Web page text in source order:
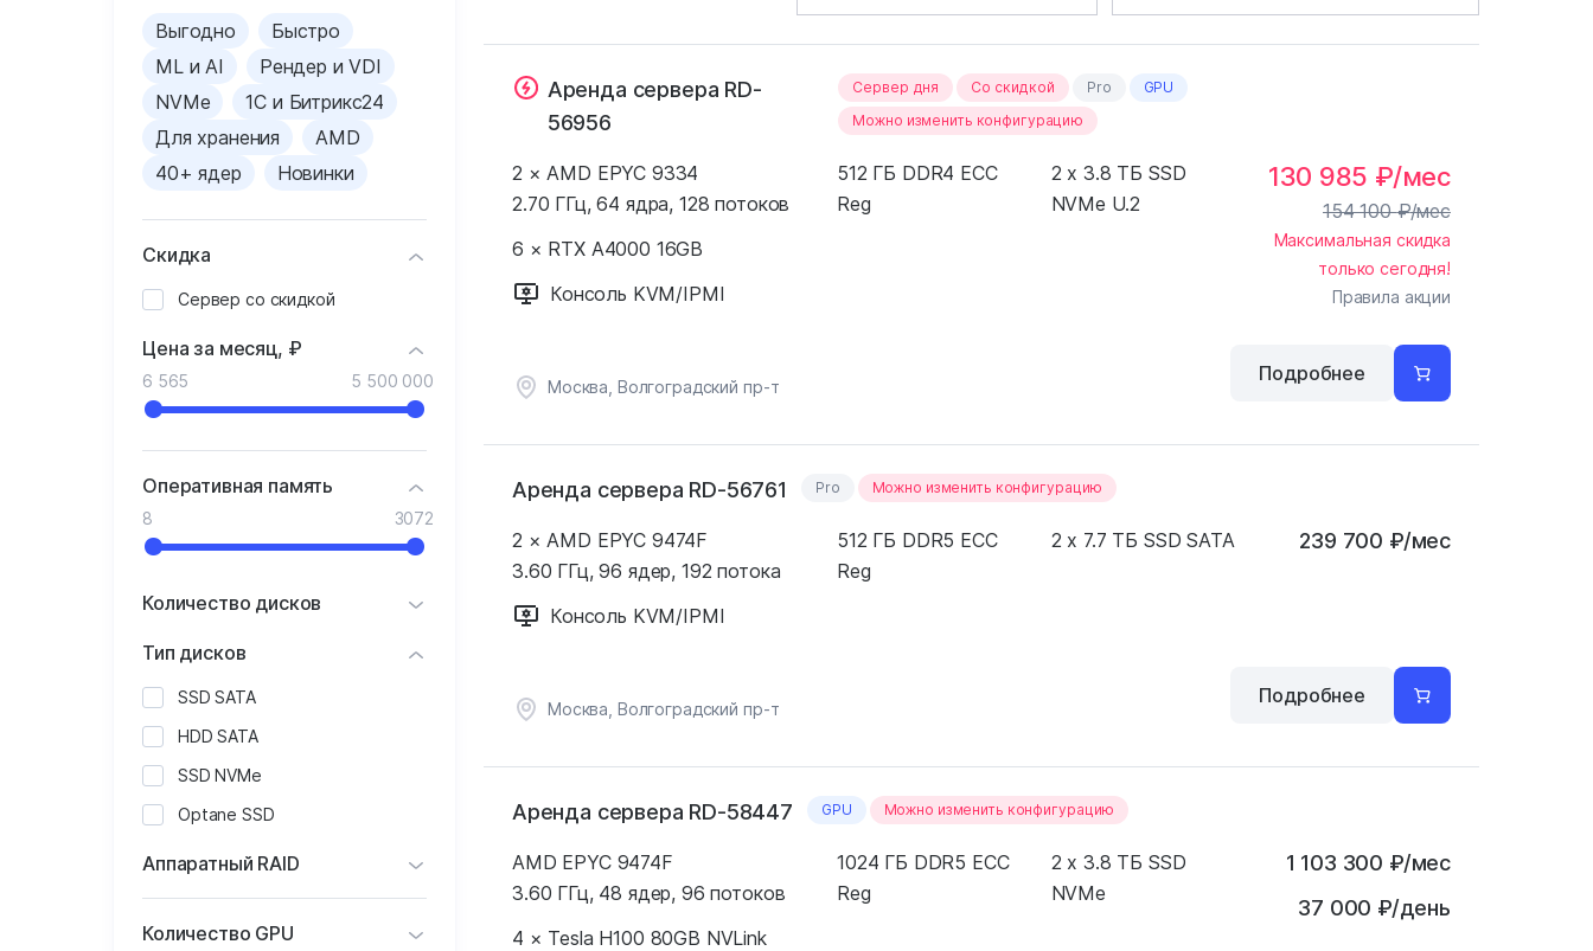
Выгодно
Быстро
ML и AI
Рендер и VDI
NVMe
1С и Битрикс24
Для хранения
AMD
40+ ядер
Новинки
Скидка
Сервер со скидкой
Цена за месяц, ₽
6 565 5 500 000
Оперативная память
8 3072
Количество дисков
Тип дисков
SSD SATA
HDD SATA
SSD NVMe
Optane SSD
Аппаратный RAID
Количество GPU
Аренда сервера RD-
56956
Сервер дня Cо скидкой Pro
GPU
Можно изменить конфигурацию
2 × AMD EPYC 9334
2.70 ГГц, 64 ядра, 128 потоков
6 × RTX A4000 16GB
512 ГБ DDR4 ECC
Reg
2 x 3.8 ТБ SSD
NVMe U.2
Консоль KVM/IPMI
130 985 ₽/мес
154 100₽/мес
Максимальная скидка
только сегодня!
Правила акции
Москва, Волгоградский пр-т
Подробнее
Аренда сервера RD-56761 Pro Можно изменить конфигурацию
2 × AMD EPYC 9474F
3.60 ГГц, 96 ядер, 192 потока
512 ГБ DDR5 ECC
Reg
2 x 7.7 ТБ SSD SATA
Консоль KVM/IPMI
239 700 ₽/мес
Москва, Волгоградский пр-т
Подробнее
Аренда сервера RD-58447 GPU Можно изменить конфигурацию
AMD EPYC 9474F
3.60 ГГц, 48 ядер, 96 потоков
4 × Tesla H100 80GB NVLink
1024 ГБ DDR5 ECC
Reg
2 x 3.8 ТБ SSD
NVMe
1 103 300 ₽/мес
37 000 ₽/день